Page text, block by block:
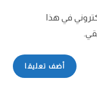
في هذا